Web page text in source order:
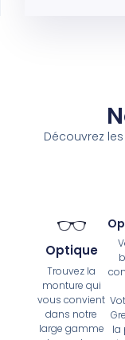
Découvrez
Optique
Trouvez la
monture qui
vous convient
dans notre
large gamme
la